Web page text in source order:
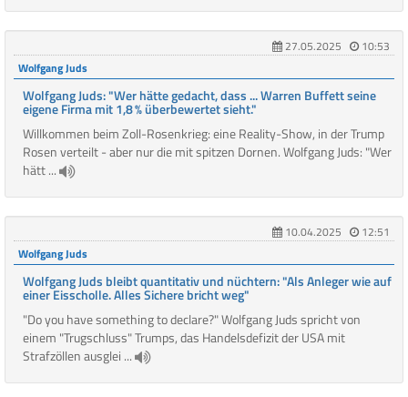
27.05.2025
10:53
Wolfgang Juds
Wolfgang Juds: "Wer hätte gedacht, dass ... Warren Buffett seine
eigene Firma mit 1,8 % überbewertet sieht."
Willkommen beim Zoll-Rosenkrieg: eine Reality-Show, in der Trump
Rosen verteilt - aber nur die mit spitzen Dornen. Wolfgang Juds: "Wer
hätt ...
10.04.2025
12:51
Wolfgang Juds
Wolfgang Juds bleibt quantitativ und nüchtern: "Als Anleger wie auf
einer Eisscholle. Alles Sichere bricht weg"
"Do you have something to declare?" Wolfgang Juds spricht von
einem "Trugschluss" Trumps, das Handelsdefizit der USA mit
Strafzöllen ausglei ...